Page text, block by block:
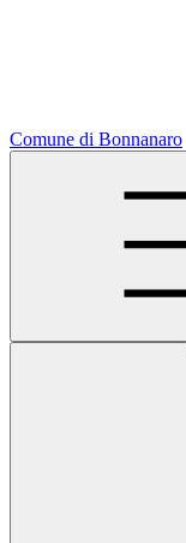
Comune di Bonnanaro